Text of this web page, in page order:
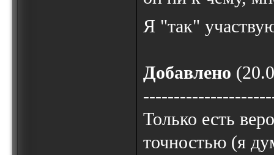
Я "так"
Добавлено
Только есть
точностью (я